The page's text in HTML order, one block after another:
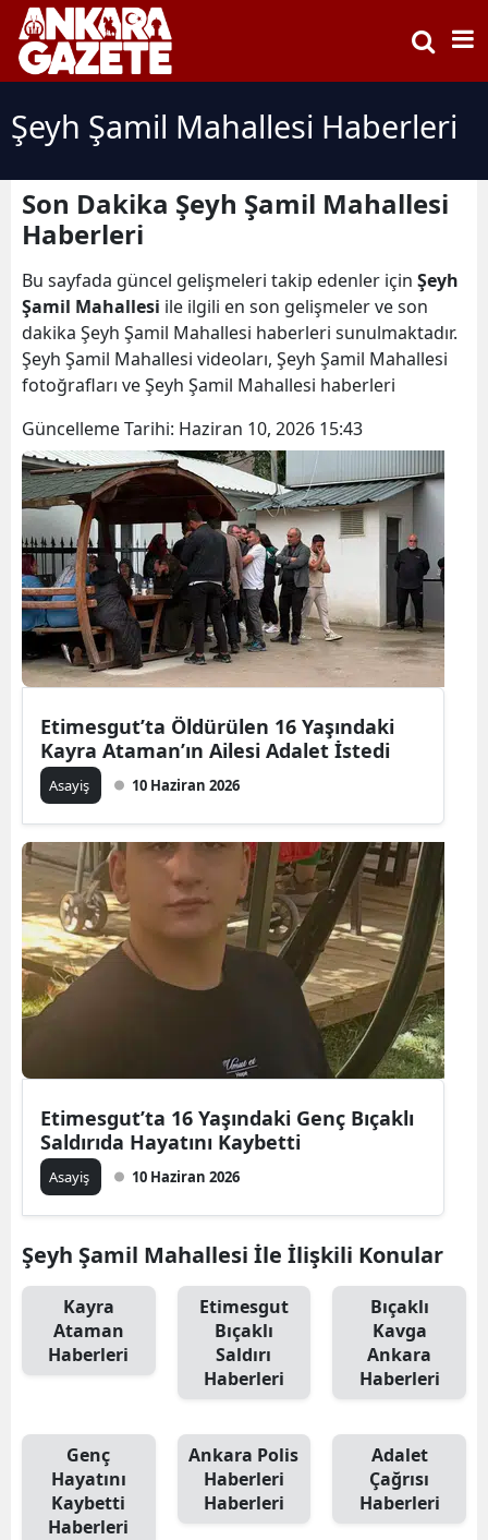
Şeyh Şamil Mahallesi Haberleri
Son Dakika Şeyh Şamil Mahallesi
Haberleri
Bu sayfada güncel gelişmeleri takip edenler için Şeyh
Şamil Mahallesi ile ilgili en son gelişmeler ve son
dakika Şeyh Şamil Mahallesi haberleri sunulmaktadır.
Şeyh Şamil Mahallesi videoları, Şeyh Şamil Mahallesi
fotoğrafları ve Şeyh Şamil Mahallesi haberleri
Güncelleme Tarihi: Haziran 10, 2026 15:43
Etimesgut’ta Öldürülen 16 Yaşındaki
Kayra Ataman’ın Ailesi Adalet İstedi
Asayiş 10 Haziran 2026
Etimesgut’ta 16 Yaşındaki Genç Bıçaklı
Saldırıda Hayatını Kaybetti
Asayiş 10 Haziran 2026
Şeyh Şamil Mahallesi İle İlişkili Konular
Kayra
Ataman
Haberleri
Etimesgut
Bıçaklı
Saldırı
Haberleri
Bıçaklı
Kavga
Ankara
Haberleri
Genç
Hayatını
Kaybetti
Haberleri
Ankara Polis
Haberleri
Haberleri
Adalet
Çağrısı
Haberleri